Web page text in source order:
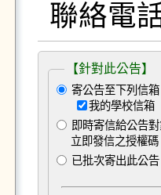
【針對此公告
寄公告至下列信箱
我的學校信箱
即時寄信給公告對
立即發信之授權碼
已批次寄出此公